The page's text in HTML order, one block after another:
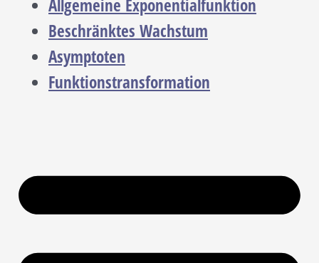
Allgemeine Exponentialfunktion
Beschränktes Wachstum
Asymptoten
Funktionstransformation